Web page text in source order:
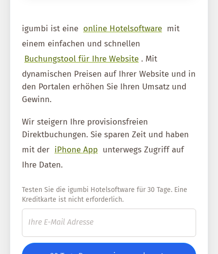
igumbi ist eine online Hotelsoftware mit
einem einfachen und schnellen
Buchungstool für Ihre Website . Mit
dynamischen Preisen auf Ihrer Website und in
den Portalen erhöhen Sie Ihren Umsatz und
Gewinn.
Wir steigern Ihre provisionsfreien
Direktbuchungen. Sie sparen Zeit und haben
mit der iPhone App unterwegs Zugriff auf
Ihre Daten.
Testen Sie die igumbi Hotelsoftware für 30 Tage. Eine
Kreditkarte ist nicht erforderlich.